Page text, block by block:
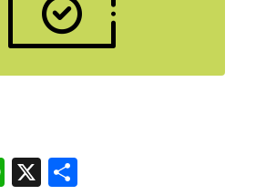
mehr erfahren
WhatsApp
X